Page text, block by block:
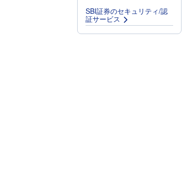
SBI証券のセキュリティ/認
証サービス